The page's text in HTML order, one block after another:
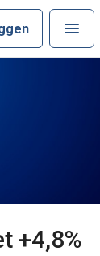
+4,8%